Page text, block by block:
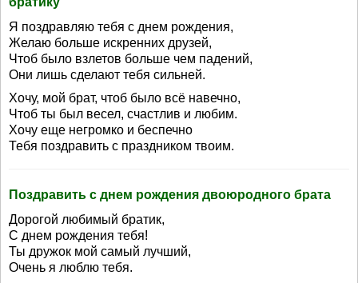
Я поздравляю тебя с днем рождения,
Желаю больше искренних друзей,
Чтоб было взлетов больше чем падений,
Они лишь сделают тебя сильней.
Хочу, мой брат, чтоб было всё навечно,
Чтоб ты был весел, счастлив и любим.
Хочу еще негромко и беспечно
Тебя поздравить с праздником твоим.
Поздравить с днем рождения двоюродного брата
Дорогой любимый братик,
С днем рождения тебя!
Ты дружок мой самый лучший,
Очень я люблю тебя.